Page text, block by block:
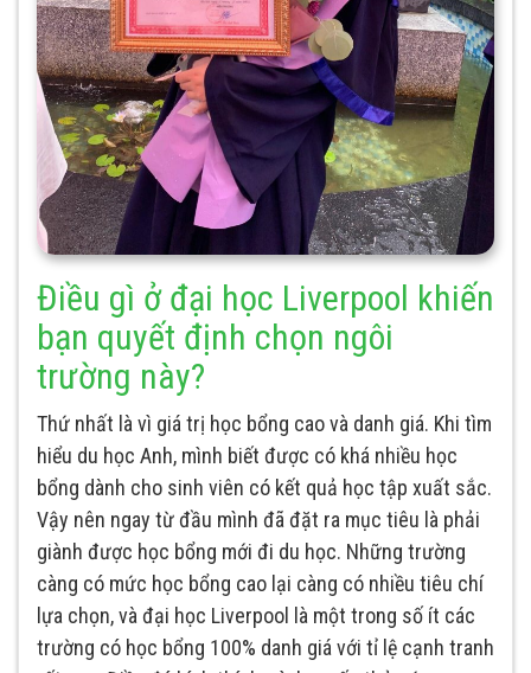
Điều gì ở đại học Liverpool khiến
bạn quyết định chọn ngôi
trường này?
Thứ nhất là vì giá trị học bổng cao và danh giá. Khi tìm
hiểu du học Anh, mình biết được có khá nhiều học
bổng dành cho sinh viên có kết quả học tập xuất sắc.
Vậy nên ngay từ đầu mình đã đặt ra mục tiêu là phải
giành được học bổng mới đi du học. Những trường
càng có mức học bổng cao lại càng có nhiều tiêu chí
lựa chọn, và đại học Liverpool là một trong số ít các
trường có học bổng 100% danh giá với tỉ lệ cạnh tranh